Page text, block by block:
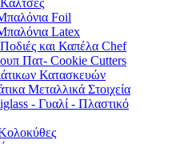
Foil
Latex
Ποδιές και Καπέλα Chef
Πατ- Cookie Cutters
Κατασκευών
Μεταλλικά Στοιχεία
- Γυαλί - Πλαστικό